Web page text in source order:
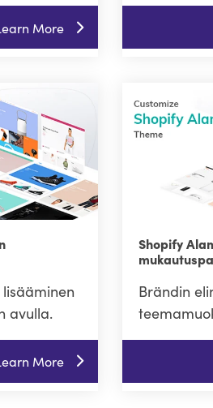
More
avulla.
More
Shopify
Brändin